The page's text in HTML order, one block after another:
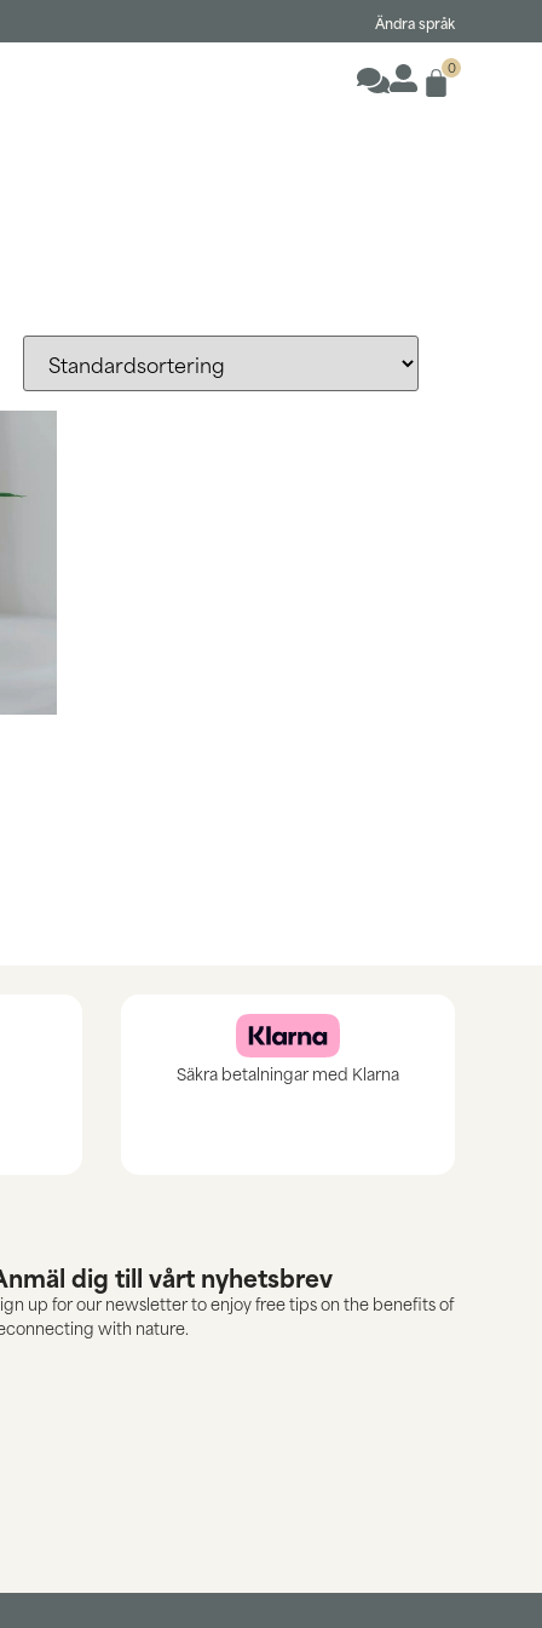
Ändra språk
0
Säkra betalningar med Klarna
dig till vårt nyhetsbrev
up for our newsletter to enjoy free tips on the benefits of
with nature.